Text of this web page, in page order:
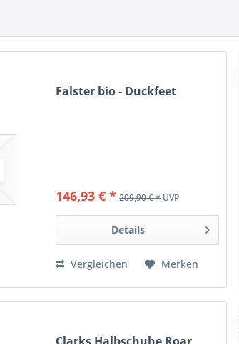
Falster bio - Duckfeet
146,93 € * 209,90 € *UVP
Details
Vergleichen Merken